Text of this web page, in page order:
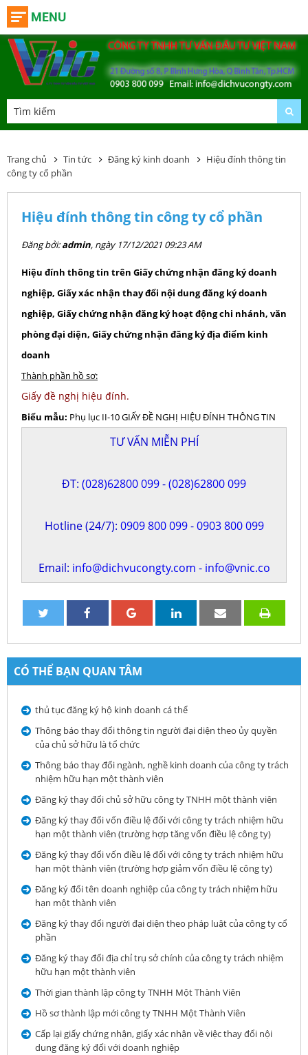
MENU
Trang chủ Tin tức Đăng ký kinh doanh
Hiệu đính thông tin
công ty cổ phần
Hiệu đính thông tin công ty cổ phần
Đăng bởi:admin, ngày 17/12/2021 09:23 AM
Hiệu đính thông tin trên Giấy chứng nhận đăng ký doanh
nghiệp, Giấy xác nhận thay đổi nội dung đăng ký doanh
nghiệp, Giấy chứng nhận đăng ký hoạt động chi nhánh, văn
phòng đại diện, Giấy chứng nhận đăng ký địa điểm kinh
doanh
Thành phần hồ sơ:
Giấy đề nghị hiệu đính.
Biểu mẫu: Phụ lục II-10 GIẤY ĐỀ NGHỊ HIỆU ĐÍNH THÔNG TIN
TƯ VẤN MIỄN PHÍ
ĐT: (028)62800 099-(028)62800 099
Hotline (24/7): 0909 800 099-0903 800 099
Email: info@dichvucongty.com - info@vnic.co
CÓ THỂ BẠN QUAN TÂM
thủ tục đăng ký hộ kinh doanh cá thể
Thông báo thay đổi thông tin người đại diện theo ủy quyền
của chủ sở hữu là tổ chức
Thông báo thay đổi ngành, nghề kinh doanh của công ty trách
nhiệm hữu hạn một thành viên
Đăng ký thay đổi chủ sở hữu công ty TNHH một thành viên
Đăng ký thay đổi vốn điều lệ đối với công ty trách nhiệm hữu
hạn một thành viên (trường hợp tăng vốn điều lệ công ty)
Đăng ký thay đổi vốn điều lệ đối với công ty trách nhiệm hữu
hạn một thành viên (trường hợp giảm vốn điều lệ công ty)
Đăng ký đổi tên doanh nghiệp của công ty trách nhiệm hữu
hạn một thành viên
Đăng ký thay đổi người đại diện theo pháp luật của công ty cổ
phần
Đăng ký thay đổi địa chỉ trụ sở chính của công ty trách nhiệm
hữu hạn một thành viên
Thời gian thành lập công ty TNHH Một Thành Viên
Hồ sơ thành lập mới công ty TNHH Một Thành Viên
Cấp lại giấy chứng nhận, giấy xác nhận về việc thay đổi nội
dung đăng ký đối với doanh nghiệp